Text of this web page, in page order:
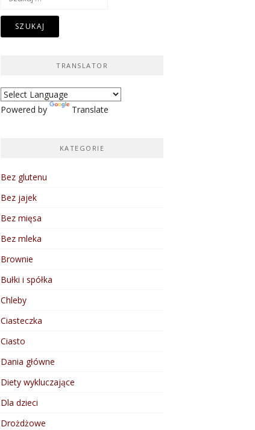
TRANSLATOR
Powered by Translate
KATEGORIE
Bez glutenu
Bez jajek
Bez mięsa
Bez mleka
Brownie
Bułki i spółka
Chleby
Ciasteczka
Ciasto
Dania główne
Diety wykluczające
Dla dzieci
Drożdżowe